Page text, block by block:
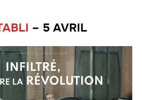
– 5 AVRIL